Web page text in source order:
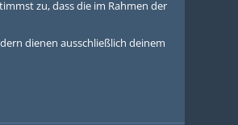
zu, dass die im Rahmen der
dienen ausschließlich deinem